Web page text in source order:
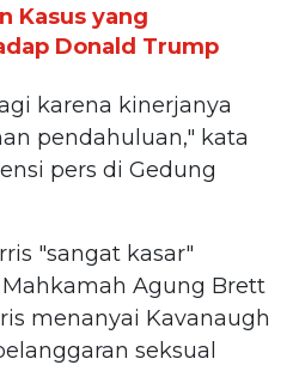
Kasus yang
Donald Trump
karena kinerjanya
pendahuluan," kata
pers di Gedung
"sangat kasar"
Agung Brett
menanyai Kavanaugh
seksual